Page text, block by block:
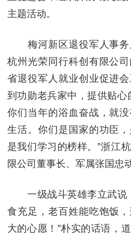
主题活动。
梅河新区退役军人事务
杭州光荣同行科创有限公
省退役军人就业创业促进
到功勋老兵家中，提供贴心
你们当年的浴血奋战，就
生活。你们是国家的功臣
是我们学习的榜样。”浙江
限公司董事长、军属张国忠
一级战斗英雄李立武说
食充足，老百姓能吃饱饭
大的心愿！”朴实的话语，